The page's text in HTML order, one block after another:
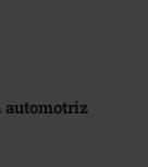
automotriz